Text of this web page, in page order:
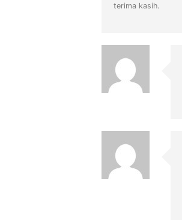
terima kasih.